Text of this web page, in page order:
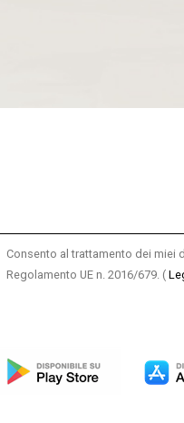
Consento al trattamento dei miei
Regolamento UE n. 2016/679. (